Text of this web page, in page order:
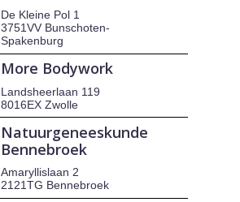
De Kleine Pol 1
3751VV Bunschoten-
Spakenburg
More Bodywork
Landsheerlaan 119
8016EX Zwolle
Natuurgeneeskunde
Bennebroek
Amaryllislaan 2
2121TG Bennebroek